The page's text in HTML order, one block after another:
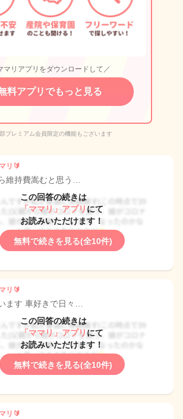
マリアプリをダウンロードして／
料アプリでもっと見る
プレミアム会員限定の機能もございます
リ🔰
維持費嵩むと思う…
この回答の続きは
「ママリ」アプリ にて
お読みいただけます！
無料で続きを見る(全10件)
リ🔰
ます 車好きで日々…
この回答の続きは
「ママリ」アプリ にて
お読みいただけます！
無料で続きを見る(全10件)
リ🔰